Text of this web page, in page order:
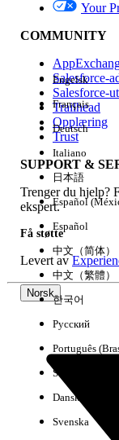
Utgave
Erfaring
Your
COMMUNITY
Salesforce-
Salesforce-
Trailhead
Opplæring
Trust
SUPPORT &
Trenger du hjelp?
ekspert.
Få støtte
Levert av
Norsk
Engelsk
Français
Deutsch
Italiano
日本語
Español
Español
中文（简体）
中文（繁體）
한국어
Русский
Português
Suomi
Dansk
Svenska